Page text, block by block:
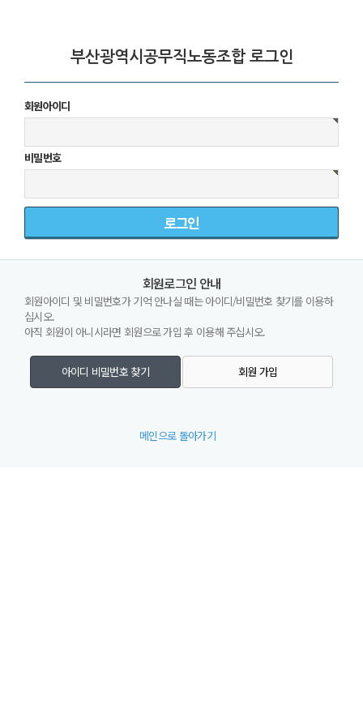
부산광역시공무직노동조합 로그인
회원아이디
비밀번호
회원로그인 안내
회원아이디 및 비밀번호가 기억 안나실 때는 아이디/비밀번호 찾기를 이용하
십시오.
아직 회원이 아니시라면 회원으로 가입 후 이용해 주십시오.
아이디 비밀번호 찾기 회원 가입
메인으로 돌아가기